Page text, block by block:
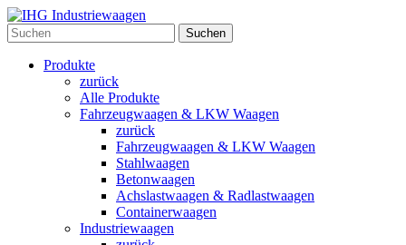
Suchen
Produkte
zurück
Alle Produkte
Fahrzeugwaagen & LKW Waagen
zurück
Fahrzeugwaagen & LKW Waagen
Stahlwaagen
Betonwaagen
Achslastwaagen & Radlastwaagen
Containerwaagen
Industriewaagen